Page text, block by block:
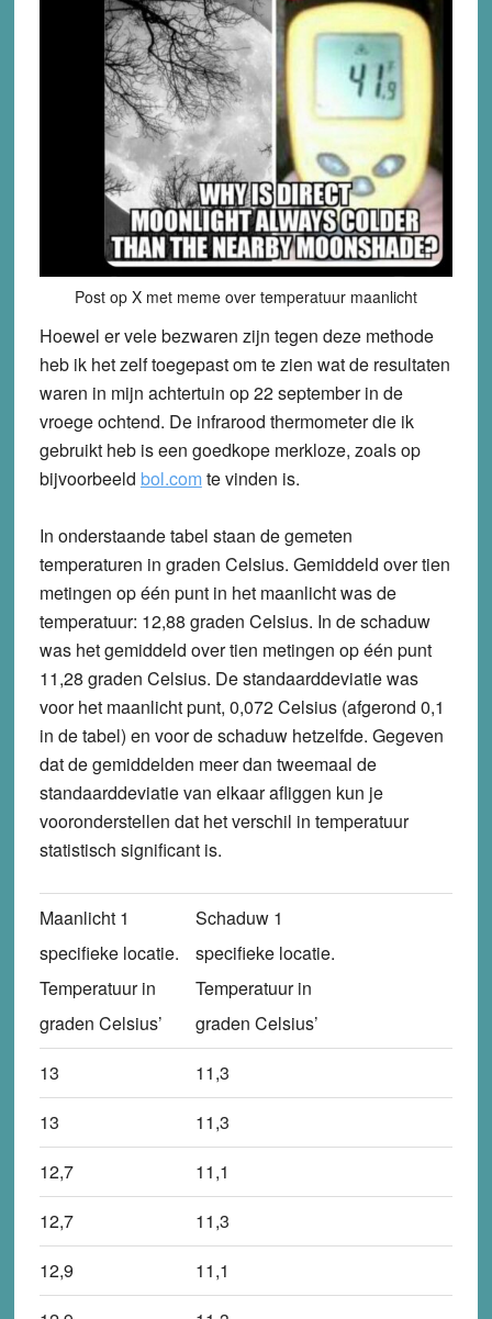
Post op X met meme over temperatuur maanlicht
Hoewel er vele bezwaren zijn tegen deze methode
heb ik het zelf toegepast om te zien wat de resultaten
waren in mijn achtertuin op 22 september in de
vroege ochtend. De infrarood thermometer die ik
gebruikt heb is een goedkope merkloze, zoals op
bijvoorbeeld bol.comte vinden is.
In onderstaande tabel staan de gemeten
temperaturen in graden Celsius. Gemiddeld over tien
metingen op één punt in het maanlicht was de
temperatuur: 12,88 graden Celsius. In de schaduw
was het gemiddeld over tien metingen op één punt
11,28 graden Celsius. De standaarddeviatie was
voor het maanlicht punt, 0,072 Celsius (afgerond 0,1
in de tabel) en voor de schaduw hetzelfde. Gegeven
dat de gemiddelden meer dan tweemaal de
standaarddeviatie van elkaar afliggen kun je
vooronderstellen dat het verschil in temperatuur
statistisch significant is.
Maanlicht 1
specifieke locatie.
Temperatuur in
graden Celsius’
Schaduw 1
specifieke locatie.
Temperatuur in
graden Celsius’
13
11,3
13
11,3
12,7
11,1
12,7
11,3
12,9
11,1